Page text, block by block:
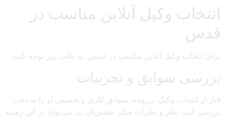
انتخاب وکیل آنلاین مناسب در
قدس
برای انتخاب وکیل آنلاین مناسب در قدس، به نکات زیر توجه کنید:
بررسی سوابق و تجربیات
قبل از انتخاب وکیل، رزومه، سوابق کاری و تخصص او را به دقت
بررسی کنید. نظر و نظرات سایر مشتریان نیز می‌تواند در این زمینه